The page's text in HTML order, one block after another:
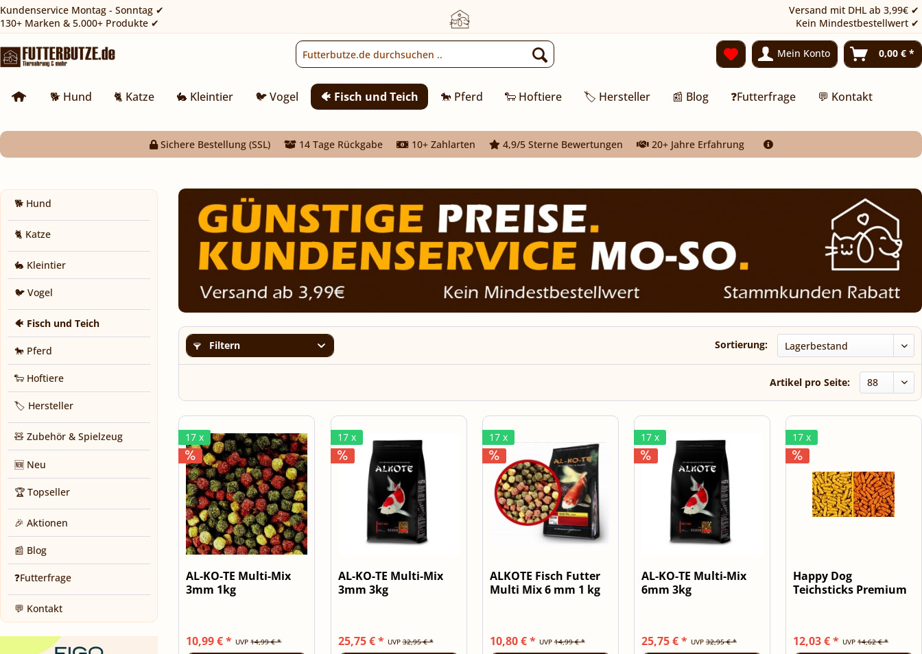
Kundenservice Montag - Sonntag ✔
130+ Marken & 5.000+ Produkte ✔
Versand mit DHL ab 3,99€ ✔
Kein Mindestbestellwert ✔
Mein Konto 0,00 € *
🐕 Hund 🐈 Katze 🐇 Kleintier 🐦 Vogel 🐠 Fisch und Teich 🐎 Pferd 🐑 Hoftiere 🏷️ Hersteller 📰 Blog ❓Futterfrage 💬 Kontakt
Sichere Bestellung (SSL) 14 Tage Rückgabe 10+ Zahlarten 4,9/5 Sterne Bewertungen 20+ Jahre Erfahrung
🐕 Hund
🐈 Katze
🐇 Kleintier
🐦 Vogel
🐠 Fisch und Teich
🐎 Pferd
🐑 Hoftiere
🏷️ Hersteller
🧸 Zubehör & Spielzeug
🆕 Neu
🏆 Topseller
🎉 Aktionen
📰 Blog
❓Futterfrage
💬 Kontakt
Filtern Sortierung:
Artikel pro Seite:
17 x
AL-KO-TE Multi-Mix
3mm 1kg
UVP14,99 € *
10,99 € *
17 x
AL-KO-TE Multi-Mix
3mm 3kg
UVP32,95 € *
25,75 € *
17 x
ALKOTE Fisch Futter
Multi Mix 6 mm 1 kg
UVP14,99 € *
10,80 € *
17 x
AL-KO-TE Multi-Mix
6mm 3kg
UVP32,95 € *
25,75 € *
17 x
Happy Dog
Teichsticks Premium
UVP 14,62 € *
12,03 € *